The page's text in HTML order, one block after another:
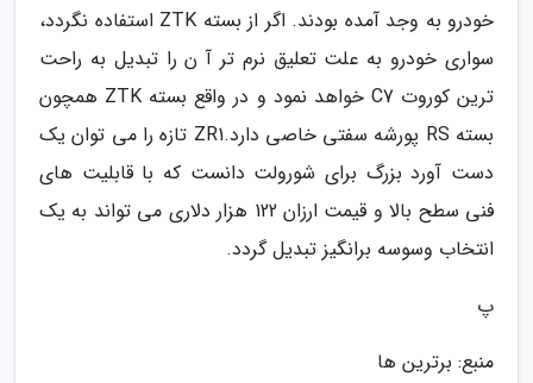
خودرو به وجد آمده بودند. اگر از بسته ZTK استفاده نگردد،
سواری خودرو به علت تعلیق نرم تر آ ن را تبدیل به راحت
ترین کوروت C7 خواهد نمود و در واقع بسته ZTK همچون
بسته RS پورشه سفتی خاصی دارد.ZR1 تازه را می توان یک
دست آورد بزرگ برای شورولت دانست که با قابلیت های
فنی سطح بالا و قیمت ارزان 122 هزار دلاری می تواند به یک
انتخاب وسوسه برانگیز تبدیل گردد.
پ
منبع: برترین ها